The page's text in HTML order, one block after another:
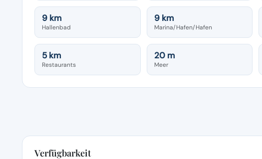
9 km
Hallenbad
9 km
Marina/Hafen/Hafen
5 km
Restaurants
20 m
Meer
Verfügbarkeit